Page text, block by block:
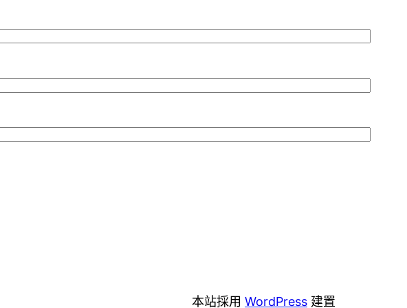
本站採用 WordPress 建置